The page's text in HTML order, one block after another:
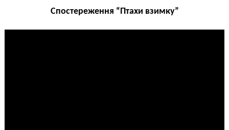
Спостереження “Птахи взимку”